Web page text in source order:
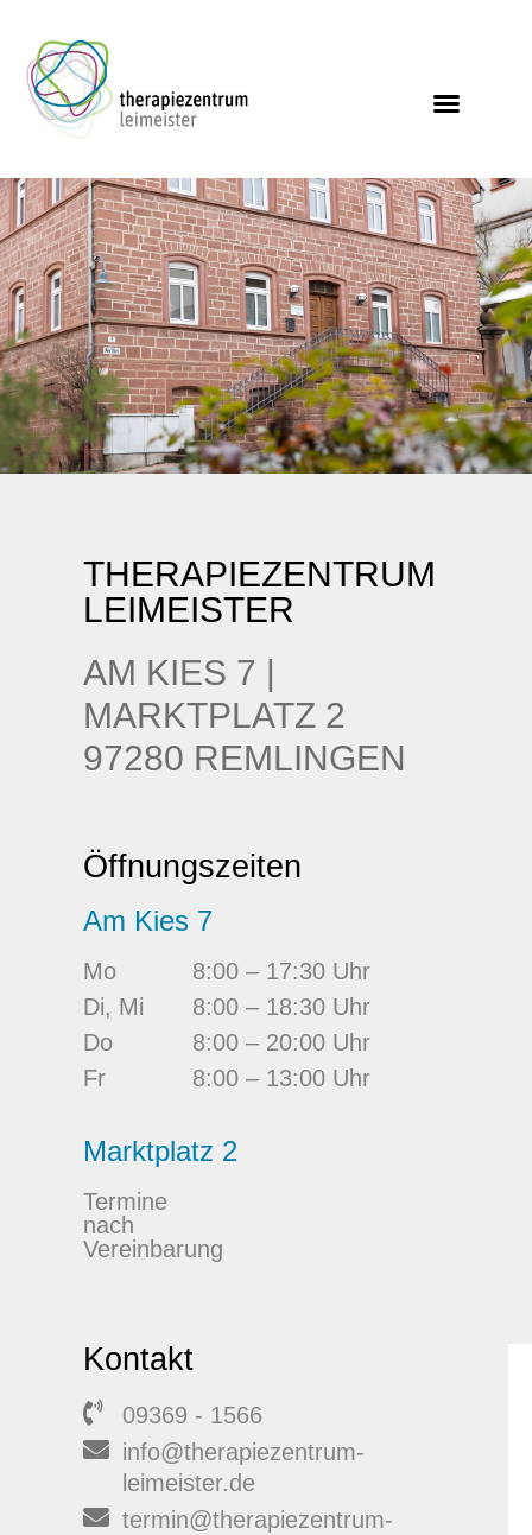
THERAPIEZENTRUM
LEIMEISTER
AM KIES 7 |
MARKTPLATZ 2
97280 REMLINGEN
Öffnungszeiten
Am Kies 7
Mo
8:00 – 17:30 Uhr
Di, Mi
8:00 – 18:30 Uhr
Do
8:00 – 20:00 Uhr
Fr
8:00 – 13:00 Uhr
Marktplatz 2
Termine
nach
Vereinbarung
Kontakt
09369 - 1566
info@therapiezentrum-
leimeister.de
termin@therapiezentrum-